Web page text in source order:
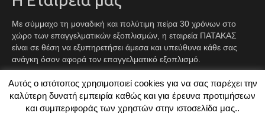
Με σύμμαχο τη μοναδική και πολύτιμη πείρα 30 χρόνων στο
χώρο των επαγγελματικών εξοπλισμών, η εταιρεία ΠΑΤΑΚΑΣ
είναι σε θέση να εξυπηρετήσει άμεσα και υπεύθυνα κάθε σας
ανάγκη όσον αφορά τον επαγγελματικό εξοπλισμό.
Facebook
Instagram
TikTok
Αυτός ο ιστότοπος χρησιμοποιεί cookies για να σας παρέχει την
καλύτερη δυνατή εμπειρία καθώς και για έρευνα προτιμήσεων
και συμπεριφοράς των χρηστών στην ιστοσελίδα μας..